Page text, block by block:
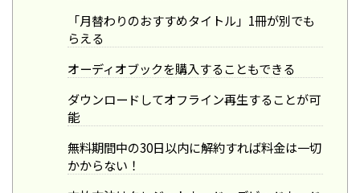
「月替わりのおすすめタイトル」1冊が別でも
らえる
オーディオブックを購入することもできる
ダウンロードしてオフライン再生することが可
能
無料期間中の30日以内に解約すれば料金は一切
かからない！